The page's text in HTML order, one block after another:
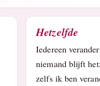
Hetzelfde
Iedereen
niemand blijft
zelfs ik ben